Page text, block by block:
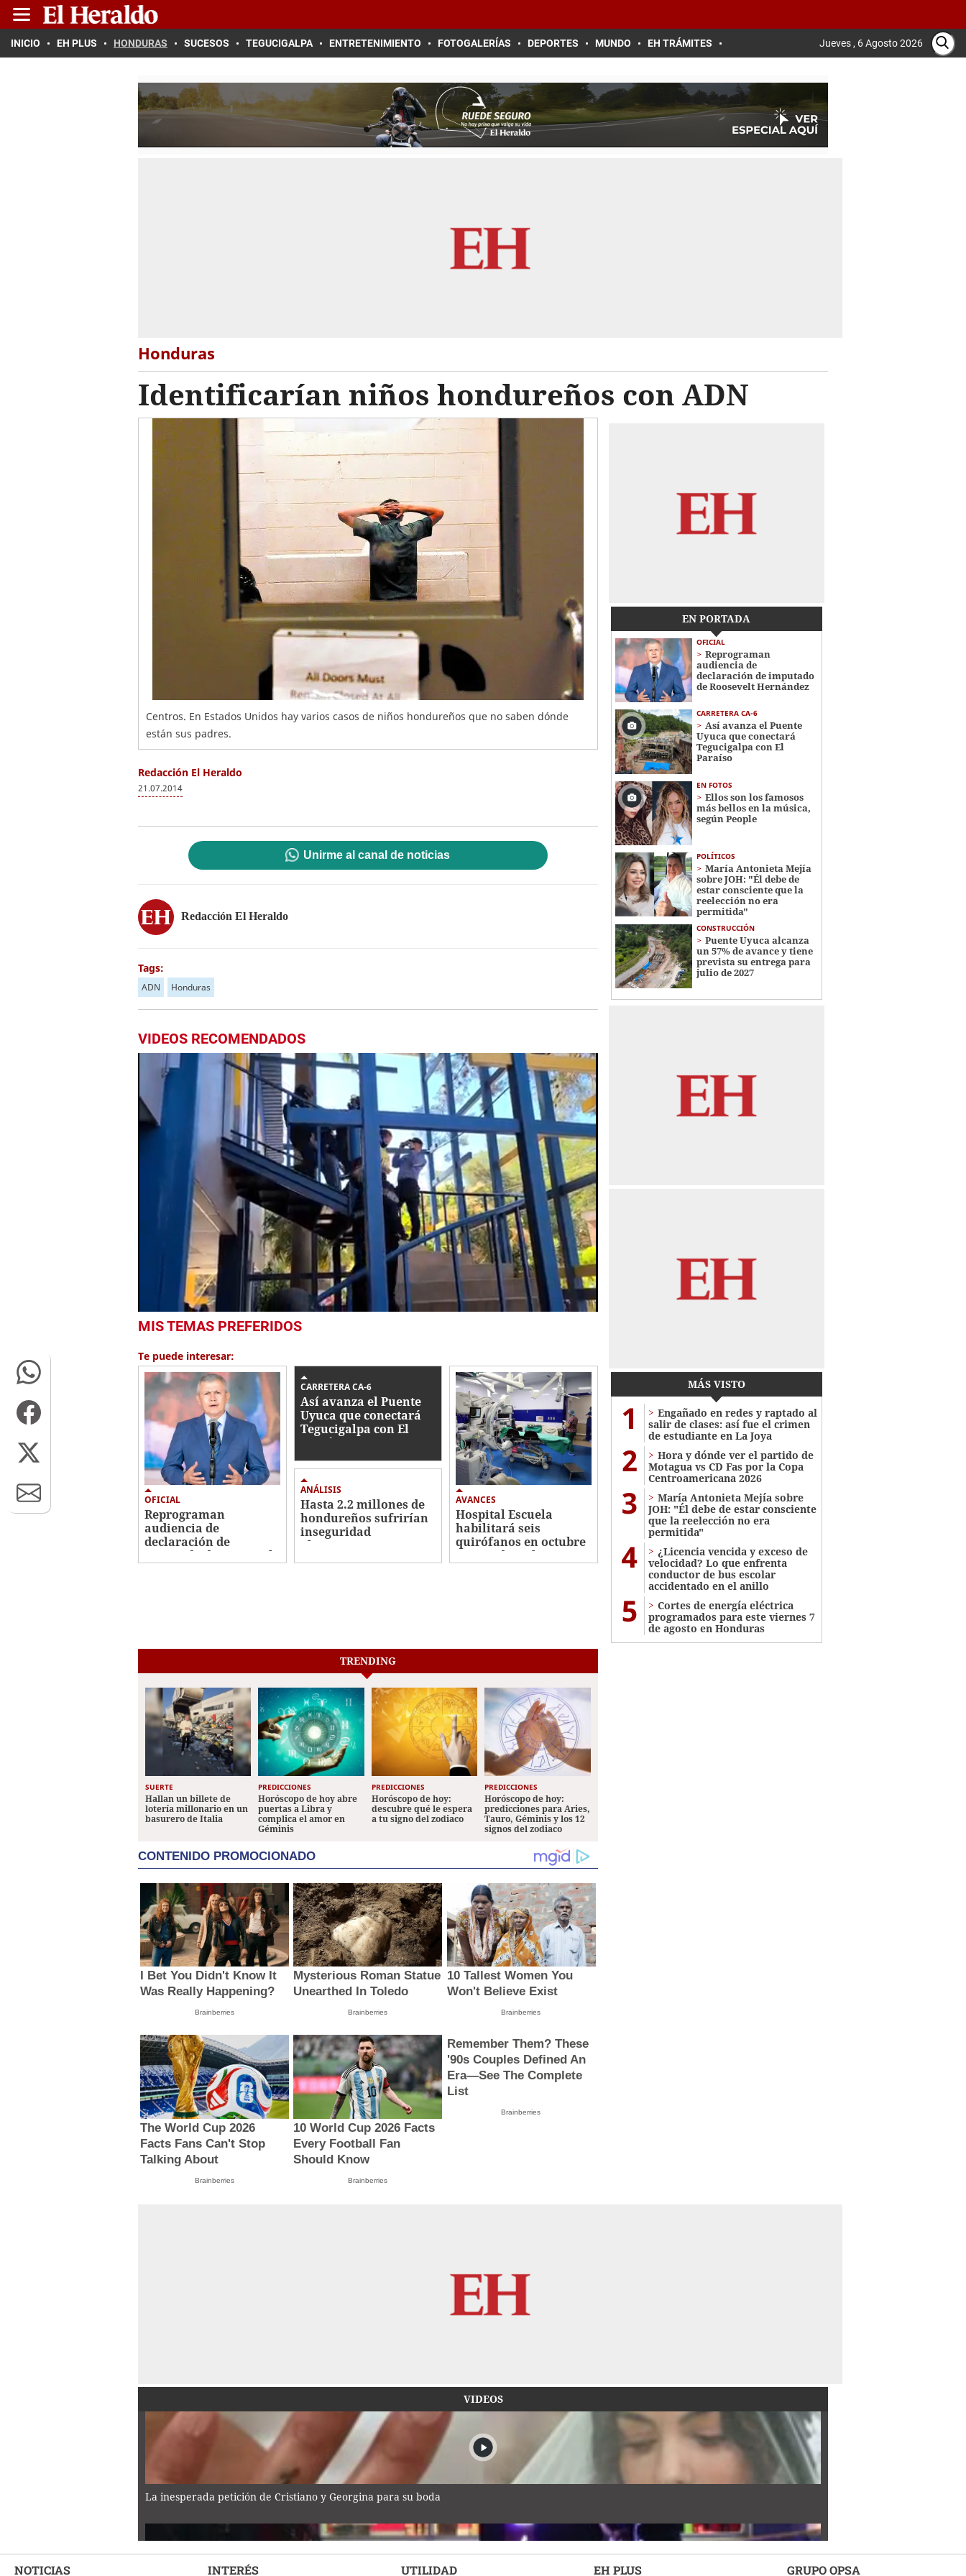
INICIO EH PLUS HONDURAS SUCESOS TEGUCIGALPA ENTRETENIMIENTO FOTOGALERÍAS DEPORTES MUNDO EH TRÁMITES Jueves , 6 Agosto 2026
Honduras
Identificarían niños hondureños con ADN
Centros. En Estados Unidos hay varios casos de niños hondureños que no saben dónde
están sus padres.
Redacción El Heraldo
21.07.2014
Unirme al canal de noticias
Redacción El Heraldo
Tags:
ADN Honduras
VIDEOS RECOMENDADOS
seconds
27
secondsVolume
0%
MIS TEMAS PREFERIDOS
Te puede interesar:
OFICIAL
Reprograman
audiencia de
declaración de
imputado de Roosevelt
CARRETERA CA-6
Así avanza el Puente
Uyuca que conectará
Tegucigalpa con El
Paraíso
ANÁLISIS
Hasta 2.2 millones de
hondureños sufrirían
inseguridad
alimentaria
AVANCES
Hospital Escuela
habilitará seis
quirófanos en octubre
para reducir la mora
EN PORTADA
OFICIAL
Reprograman
audiencia de
declaración de imputado
de Roosevelt Hernández
CARRETERA CA-6
Así avanza el Puente
Uyuca que conectará
Tegucigalpa con El
Paraíso
EN FOTOS
Ellos son los famosos
más bellos en la música,
según People
POLÍTICOS
María Antonieta Mejía
sobre JOH: "Él debe de
estar consciente que la
reelección no era
permitida"
CONSTRUCCIÓN
Puente Uyuca alcanza
un 57% de avance y tiene
prevista su entrega para
julio de 2027
MÁS VISTO
1
Engañado en redes y raptado al
salir de clases: así fue el crimen
de estudiante en La Joya
2
Hora y dónde ver el partido de
Motagua vs CD Fas por la Copa
Centroamericana 2026
3
María Antonieta Mejía sobre
JOH: "Él debe de estar consciente
que la reelección no era
permitida"
4
¿Licencia vencida y exceso de
velocidad? Lo que enfrenta
conductor de bus escolar
accidentado en el anillo
5
Cortes de energía eléctrica
programados para este viernes 7
de agosto en Honduras
TRENDING
SUERTE
Hallan un billete de
lotería millonario en un
basurero de Italia
PREDICCIONES
Horóscopo de hoy abre
puertas a Libra y
complica el amor en
Géminis
PREDICCIONES
Horóscopo de hoy:
descubre qué le espera
a tu signo del zodiaco
PREDICCIONES
Horóscopo de hoy:
predicciones para Aries,
Tauro, Géminis y los 12
signos del zodiaco
CONTENIDO PROMOCIONADO
I Bet You Didn't Know It
Was Really Happening?
Brainberries
Mysterious Roman Statue
Unearthed In Toledo
Brainberries
10 Tallest Women You
Won't Believe Exist
Brainberries
The World Cup 2026
Facts Fans Can't Stop
Talking About
Brainberries
10 World Cup 2026 Facts
Every Football Fan
Should Know
Brainberries
Remember Them? These
'90s Couples Defined An
Era—See The Complete
List
Brainberries
VIDEOS
La inesperada petición de Cristiano y Georgina para su boda
NOTICIAS INTERÉS UTILIDAD EH PLUS GRUPO OPSA